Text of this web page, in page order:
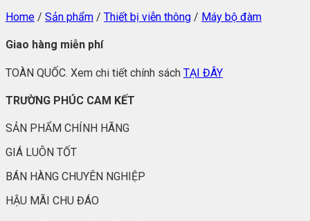
Home / Sản phẩm / Thiết bị viễn thông / Máy bộ đàm
Giao hàng miễn phí
TOÀN QUỐC. Xem chi tiết chính sách TẠI ĐÂY
TRƯỜNG PHÚC CAM KẾT
SẢN PHẨM CHÍNH HÃNG
GIÁ LUÔN TỐT
BÁN HÀNG CHUYÊN NGHIỆP
HẬU MÃI CHU ĐÁO